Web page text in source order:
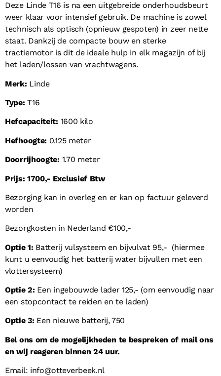
Deze Linde T16 is na een uitgebreide onderhoudsbeurt
weer klaar voor intensief gebruik. De machine is zowel
technisch als optisch (opnieuw gespoten) in zeer nette
staat. Dankzij de compacte bouw en sterke
tractiemotor is dit de ideale hulp in elk magazijn of bij
het laden/lossen van vrachtwagens.
Merk: Linde
Type: T16
Hefcapaciteit: 1600 kilo
Hefhoogte: 0.125 meter
Doorrijhoogte: 1.70 meter
Prijs: 1700,- Exclusief Btw
Bezorging kan in overleg en er kan op factuur geleverd
worden
Bezorgkosten in Nederland €100,-
Optie 1: Batterij vulsysteem en bijvulvat 95,- (hiermee
kunt u eenvoudig het batterij water bijvullen met een
vlottersysteem)
Optie 2: Een ingebouwde lader 125,- (om eenvoudig naar
een stopcontact te reiden en te laden)
Optie 3: Een nieuwe batterij, 750
Bel ons om de mogelijkheden te bespreken of mail ons
en wij reageren binnen 24 uur.
Email: info@otteverbeek.nl